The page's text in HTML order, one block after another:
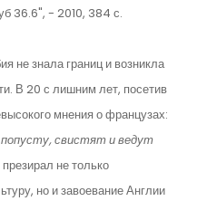
36.6", - 2010, 384 с.
не знала границ и возникла
В 20 с лишним лет, посетив
мнения о французах:
свистят и ведут
презирал не только
но и завоевание Англии